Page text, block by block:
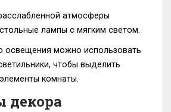
атмосферы
лампы с мягким светом.
освещения можно использовать
чтобы выделить
комнаты.
декора